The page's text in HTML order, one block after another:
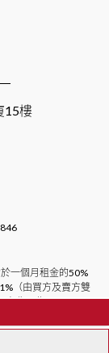
15樓
一個月租金的50%
（由買方及賣方雙
方收取費用。